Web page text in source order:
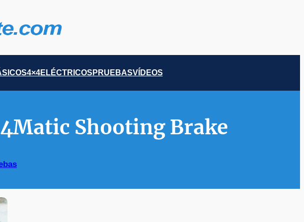
4×4ELÉCTRICOS PRUEBASVÍDEOS
Shooting Brake